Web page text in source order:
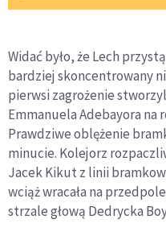
Widać było, że Lech
bardziej skoncentrowany
pierwsi zagrożenie
Emmanuela Adebayora na
Prawdziwe oblężenie
minucie. Kolejorz
Jacek Kikut z linii
wciąż wracała na
strzale głową Dedrycka